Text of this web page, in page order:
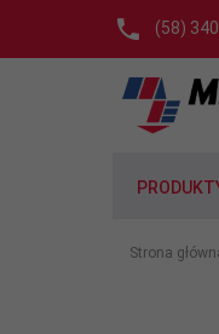
(58)
Strona